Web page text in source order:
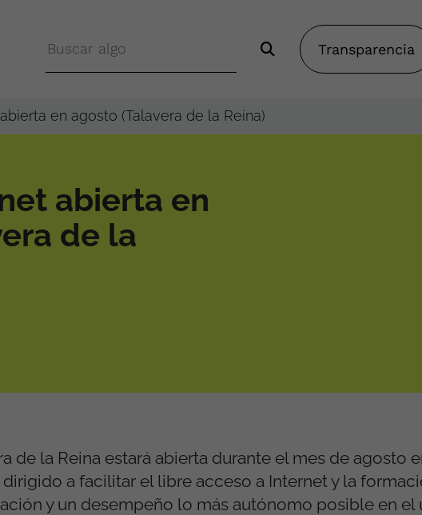
Transparencia
en agosto (Talavera de la Reina)
abierta en
de la
de la Reina estará abierta durante el mes de agosto
a facilitar el libre acceso a Internet y la
y un desempeño lo más autónomo posible en el